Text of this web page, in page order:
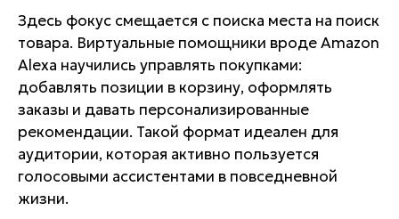
Здесь фокус смещается с поиска места на поиск
товара. Виртуальные помощники вроде Amazon
Alexa научились управлять покупками:
добавлять позиции в корзину, оформлять
заказы и давать персонализированные
рекомендации. Такой формат идеален для
аудитории, которая активно пользуется
голосовыми ассистентами в повседневной
жизни.